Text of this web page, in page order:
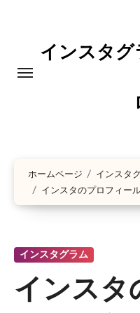
インスタグ
ホームページ
インスタ
インスタのプロフィー
インスタグラム
インスタ